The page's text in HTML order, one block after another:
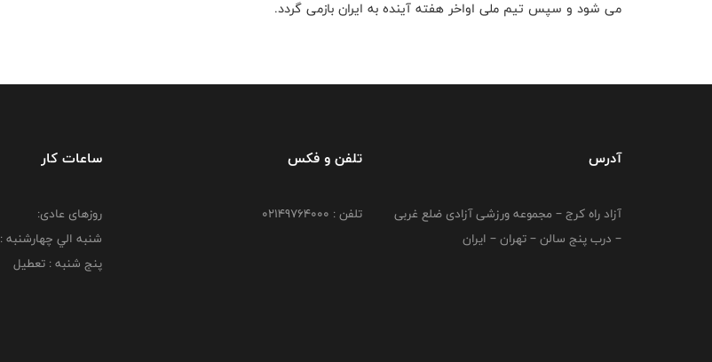
می شود و سپس تیم ملی اواخر هفته آینده به ایران بازمی گردد.
آدرس
آزاد راه کرج – مجموعه ورزشی آزادی ضلع غربی
– درب پنج سالن – تهران – ایران
تلفن و فکس
تلفن : 02149764000
ساعات کار
روزهای عادی:
شنبه الي چهارشنبه : 00: 8 لغايت 16:00
پنج شنبه : تعطیل